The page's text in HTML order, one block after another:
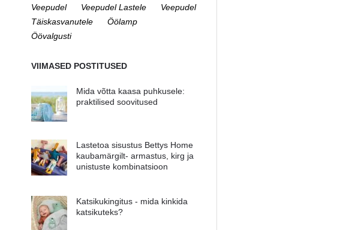
Veepudel
Veepudel Lastele
Veepudel
Täiskasvanutele
Öölamp
Öövalgusti
VIIMASED POSTITUSED
Mida võtta kaasa puhkusele:
praktilised soovitused
Lastetoa sisustus Bettys Home
kaubamärgilt- armastus, kirg ja
unistuste kombinatsioon
Katsikukingitus - mida kinkida
katsikuteks?